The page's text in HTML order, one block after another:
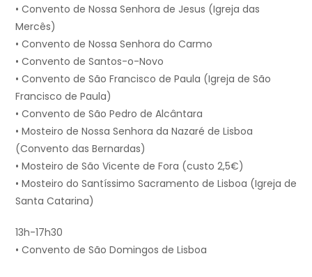
• Convento de Nossa Senhora de Jesus (Igreja das
Mercês)
• Convento de Nossa Senhora do Carmo
• Convento de Santos-o-Novo
• Convento de São Francisco de Paula (Igreja de São
Francisco de Paula)
• Convento de São Pedro de Alcântara
• Mosteiro de Nossa Senhora da Nazaré de Lisboa
(Convento das Bernardas)
• Mosteiro de São Vicente de Fora (custo 2,5€)
• Mosteiro do Santíssimo Sacramento de Lisboa (Igreja de
Santa Catarina)
13h-17h30
• Convento de São Domingos de Lisboa